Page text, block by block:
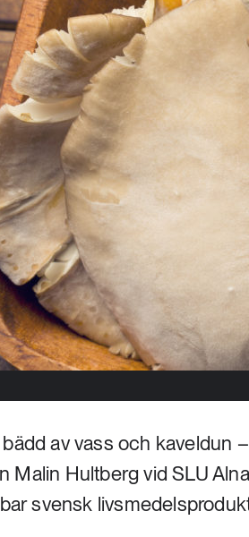
av vass och kaveldun
Malin Hultberg vid SLU
svensk